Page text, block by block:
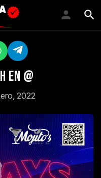
en @
2022